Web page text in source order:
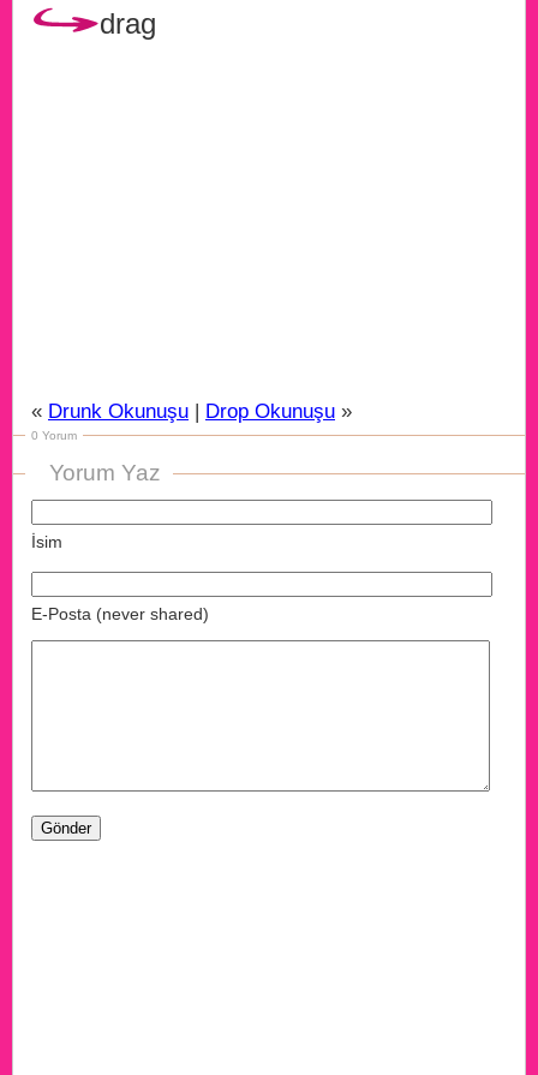
drag
« Drunk Okunuşu | Drop Okunuşu »
0 Yorum
Yorum Yaz
İsim
E-Posta (never shared)